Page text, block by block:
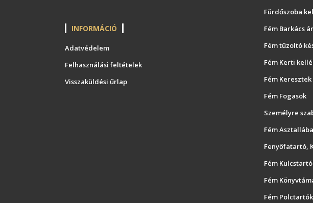
INFORMÁCIÓ
Adatvédelem
Felhasználási feltételek
Visszaküldési űrlap
Fürdőszoba
Fém Barkács
Fém tűzoltó
Fém Kerti
Fém
Fém Fogasok
Személyre
Fém
Fenyőfatartó,
Fém
Fém
Fém Polctartók